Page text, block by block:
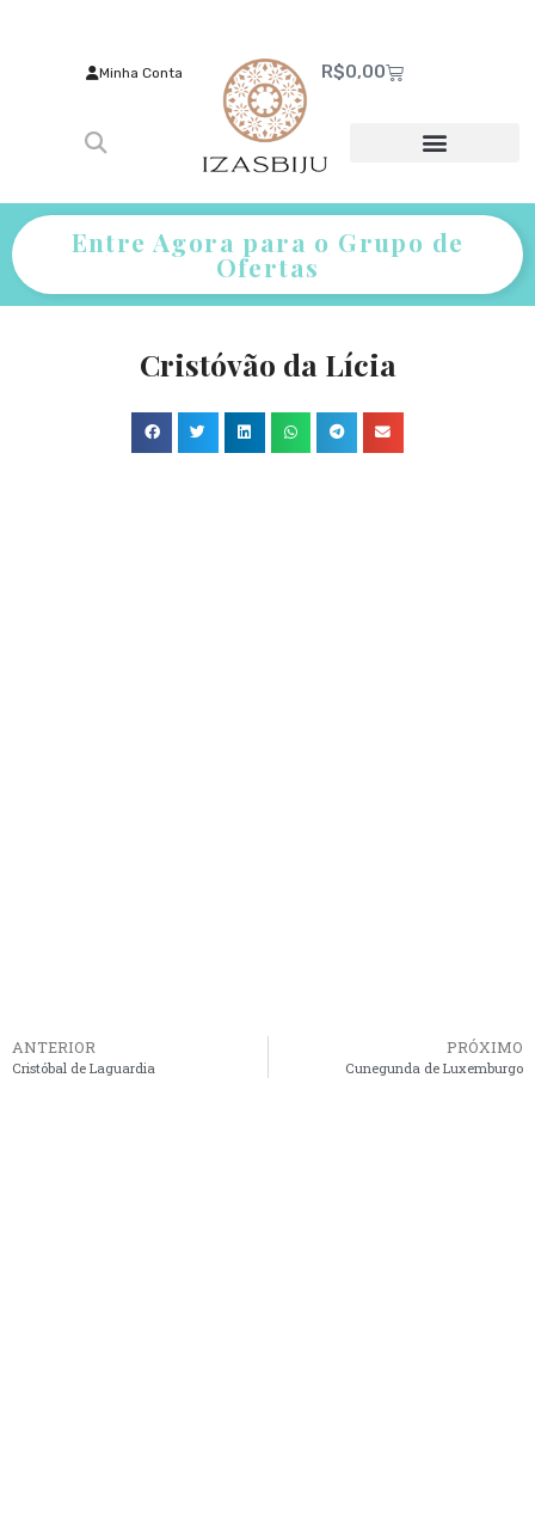
Minha Conta R$0,00
Entre Agora para o Grupo de
Ofertas
Cristóvão da Lícia
ANTERIOR
Cristóbal de Laguardia
PRÓXIMO
Cunegunda de Luxemburgo